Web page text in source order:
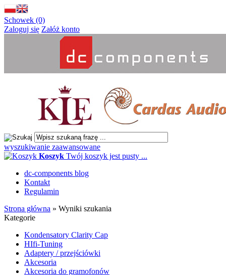
Schowek (0)
Zaloguj się Załóż konto
wyszukiwanie zaawansowane
Koszyk Twój koszyk jest pusty ...
dc-components blog
Kontakt
Regulamin
Strona główna » Wyniki szukania
Kategorie
Kondensatory Clarity Cap
HIfi-Tuning
Adaptery / przejściówki
Akcesoria
Akcesoria do gramofonów